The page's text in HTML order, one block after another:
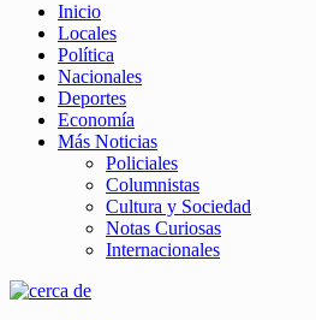
Inicio
Locales
Política
Nacionales
Deportes
Economía
Más Noticias
Policiales
Columnistas
Cultura y Sociedad
Notas Curiosas
Internacionales